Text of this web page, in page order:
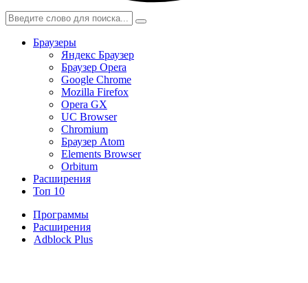
Браузеры
Яндекс Браузер
Браузер Opera
Google Chrome
Mozilla Firefox
Opera GX
UC Browser
Chromium
Браузер Atom
Elements Browser
Orbitum
Расширения
Топ 10
Программы
Расширения
Adblock Plus